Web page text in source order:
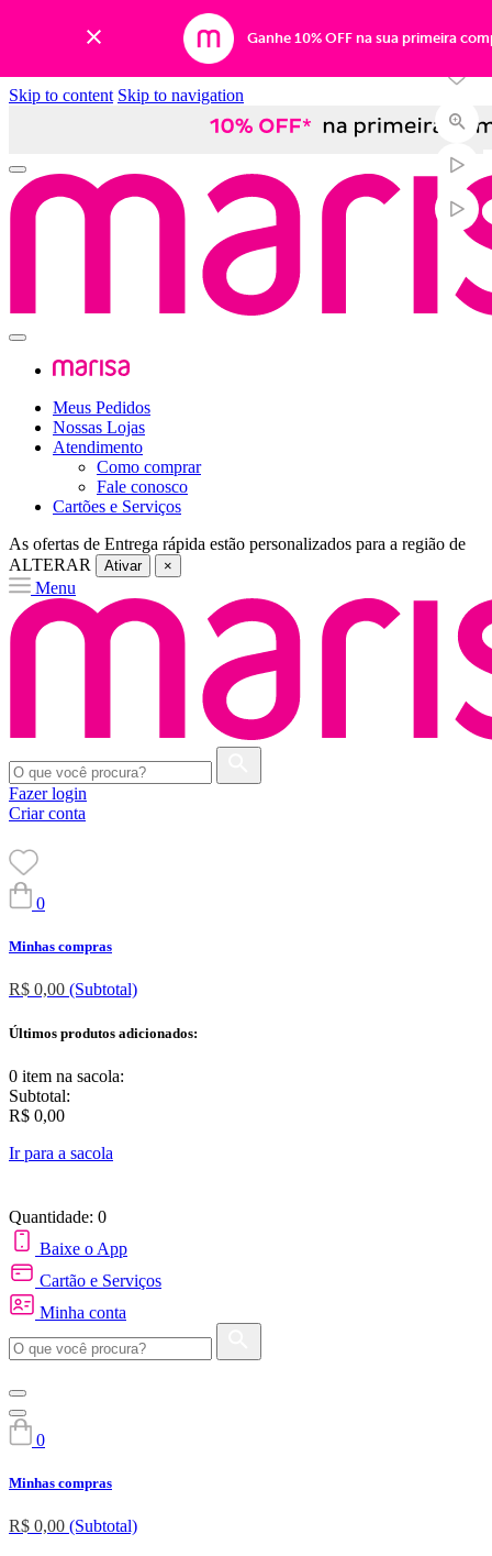
Ganhe 10% OFF na sua primeira
Skip to content Skip to navigation
Meus Pedidos
Nossas Lojas
Atendimento
Como comprar
Fale conosco
Cartões e Serviços
As ofertas de Entrega rápida estão personalizados para a região de
ALTERAR
Ativar ×
Menu
Fazer login
Criar conta
0
Minhas compras
R$ 0,00 (Subtotal)
Últimos produtos adicionados:
0 item na sacola:
Subtotal:
R$ 0,00
Ir para a sacola
Quantidade: 0
Baixe o App
Cartão e Serviços
Minha conta
0
Minhas compras
R$ 0,00 (Subtotal)